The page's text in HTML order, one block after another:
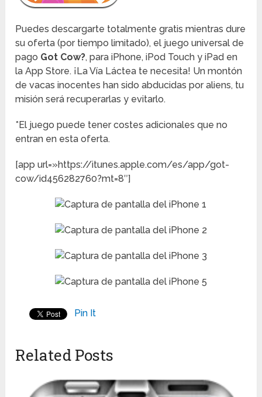
Puedes descargarte totalmente gratis mientras dure
su oferta (por tiempo limitado), el juego universal de
pago Got Cow?, para iPhone, iPod Touch y iPad en
la App Store. ¡La Vía Láctea te necesita! Un montón
de vacas inocentes han sido abducidas por aliens, tu
misión será recuperarlas y evitarlo.
*El juego puede tener costes adicionales que no
entran en esta oferta.
[app url=»https://itunes.apple.com/es/app/got-
cow/id456282760?mt=8″]
Pin It
Related Posts